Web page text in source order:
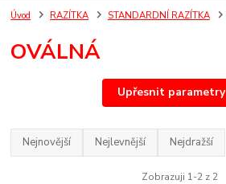
Úvod RAZÍTKA STANDARDNÍ RAZÍTKA
OVÁLNÁ
Upřesnit parametry
Nejnovější Nejlevnější Nejdražší
Zobrazuji 1-2 z 2